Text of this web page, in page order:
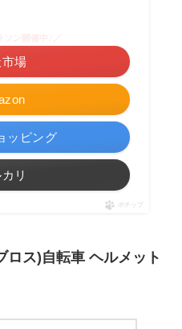
場
ッピング
リ
ポチップ
ロス)自転車 ヘルメット